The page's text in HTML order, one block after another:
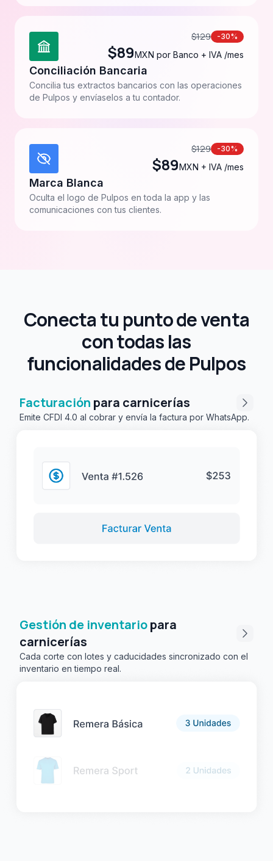
$129 -30%
$89MXN por Banco + IVA /mes
Conciliación Bancaria
Concilia tus extractos bancarios con las operaciones
de Pulpos y envíaselos a tu contador.
$129 -30%
$89MXN + IVA /mes
Marca Blanca
Oculta el logo de Pulpos en toda la app y las
comunicaciones con tus clientes.
Conecta tu punto de venta
con todas las
funcionalidades de Pulpos
Facturación para carnicerías
Emite CFDI 4.0 al cobrar y envía la factura por WhatsApp.
Gestión de inventariopara
carnicerías
Cada corte con lotes y caducidades sincronizado con el
inventario en tiempo real.